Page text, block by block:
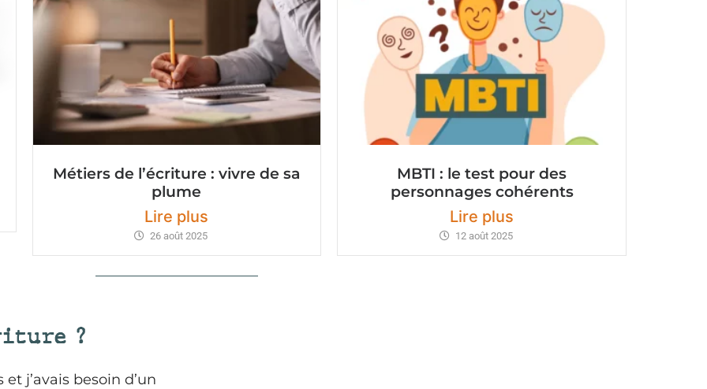
Métiers de l’écriture : vivre de sa
plume
Lire plus
26 août 2025
MBTI : le test pour des
personnages cohérents
Lire plus
12 août 2025
?
j’avais besoin d’un